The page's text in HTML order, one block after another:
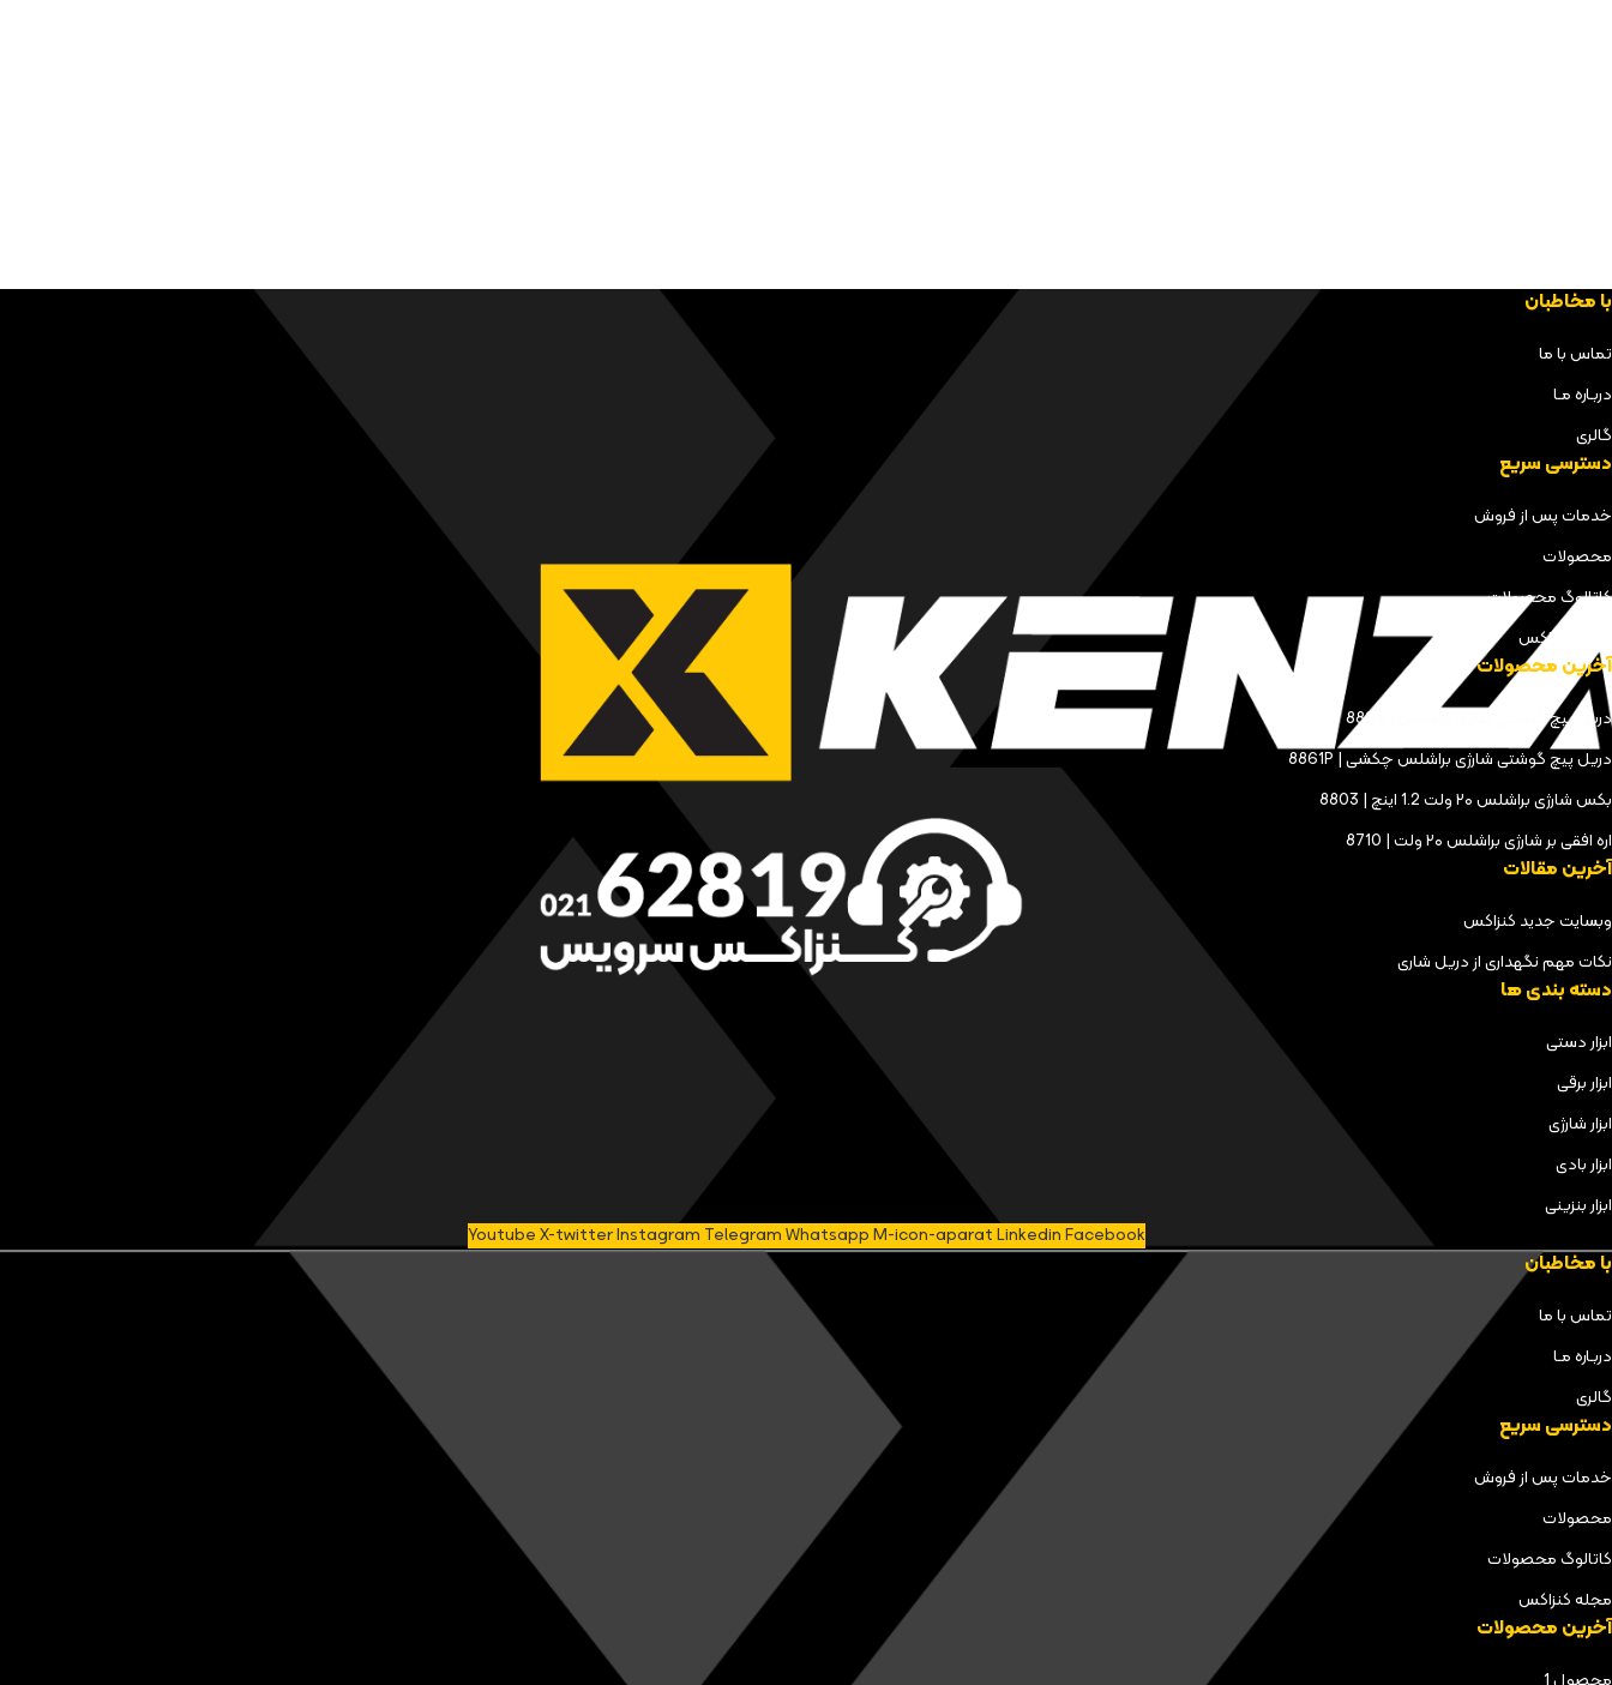
با مخاطبان
تماس با ما
دربـاره مـا
گالری
دسترسی سریع
خدمات پس از فروش
محصولات
کاتالوگ محصولات
مجله کنزاکس
آخرین محصولات
دریل پیچ گوشتی شارژی براشلس | 8898
دریل پیچ گوشتی شارژی براشلس چکشی | 8861P
بکس شارژی براشلس ۲۰ ولت 1.2 اینچ | 8803
اره افقی بر شارژی براشلس ۲۰ ولت | 8710
آخرین مقالات
وبسایت جدید کنزاکس
نکات مهم نگهداری از دریل شاری
دسته بندی ها
ابزار دستی
ابزار برقی
ابزار شارژی
ابزار بادی
ابزار بنزینی
YoutubeX-twitterInstagram TelegramWhatsappM-icon-aparatLinkedinFacebook
با مخاطبان
تماس با ما
دربـاره مـا
گالری
دسترسی سریع
خدمات پس از فروش
محصولات
کاتالوگ محصولات
مجله کنزاکس
آخرین محصولات